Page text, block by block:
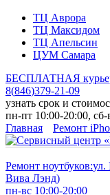
ТЦ Аврора
ТЦ Максидом
ТЦ Апельсин
ЦУМ Самара
БЕСПЛАТНАЯ
8(846)379-21-09
узнать срок и
пн-пт 10:00-20:00, сб-
Главная
Ремонт
Ремонт ноутбуков:ул.
Вива Лэнд)
пн-вс 10:00-20:00